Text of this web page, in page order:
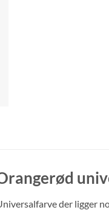
der ligger